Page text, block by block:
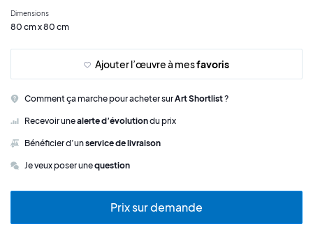
Dimensions
80 cm x 80 cm
Ajouter l’œuvre à mesfavoris
Comment ça marche pour acheter surArt Shortlist?
Recevoir unealerte d’évolutiondu prix
Bénéficier d’unservice de livraison
Je veux poser unequestion
Prix sur demande